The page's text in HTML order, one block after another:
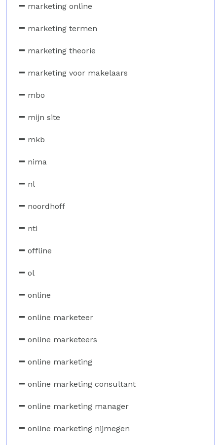
marketing online
marketing termen
marketing theorie
marketing voor makelaars
mbo
mijn site
mkb
nima
nl
noordhoff
nti
offline
ol
online
online marketeer
online marketeers
online marketing
online marketing consultant
online marketing manager
online marketing nijmegen